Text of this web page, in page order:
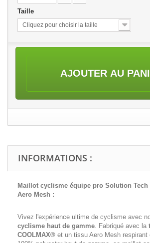
Taille
Cliquez pour choisir la taille
AJOUTER AU
INFORMATIONS :
Maillot cyclisme équipe pro Solution Tech
Aero Mesh :
Vivez l'expérience ultime de cyclisme avec
cyclisme haut de gamme. Fabriqué avec la
COOLMAX® et un tissu Aero Mesh respirant